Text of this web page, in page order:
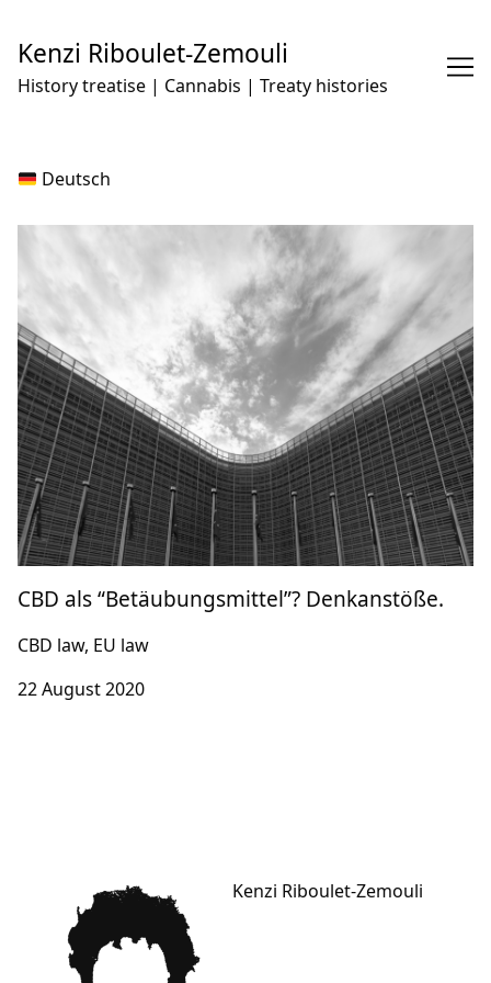
Content
Kenzi Riboulet-Zemouli
History treatise | Cannabis | Treaty histories
Deutsch
CBD als “Betäubungsmittel”? Denkanstöße.
CBD law, EU law
22 August 2020
Kenzi Riboulet-Zemouli